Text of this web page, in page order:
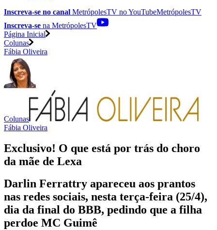
Inscreva-se no canal MetrópolesTV noYouTubeMetrópolesTV
Inscreva-se na MetrópolesTV
Página Inicial
Colunas
Fábia Oliveira
Colunas
Fábia Oliveira
Exclusivo! O que está por trás do choro
da mãe de Lexa
Darlin Ferrattry apareceu aos prantos
nas redes sociais, nesta terça-feira (25/4),
dia da final do BBB, pedindo que a filha
perdoe MC Guimê